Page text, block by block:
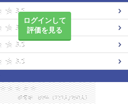
ログインして
評価を見る